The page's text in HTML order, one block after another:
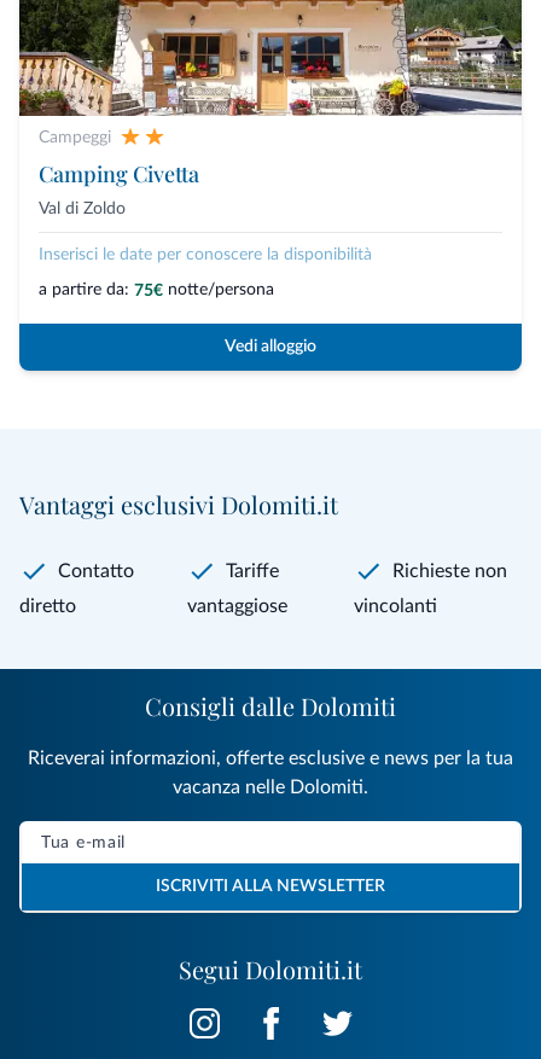
Campeggi
Camping Civetta
Val di Zoldo
Inserisci le date per conoscere la disponibilità
a partire da: 75€ notte/persona
Vedi alloggio
Vantaggi esclusivi Dolomiti.it
Contatto
diretto
Tariffe
vantaggiose
Richieste non
vincolanti
Segui Dolomiti.it
Consigli dalle Dolomiti
Riceverai informazioni, offerte esclusive e news per la tua
vacanza nelle Dolomiti.
ISCRIVITI ALLA NEWSLETTER